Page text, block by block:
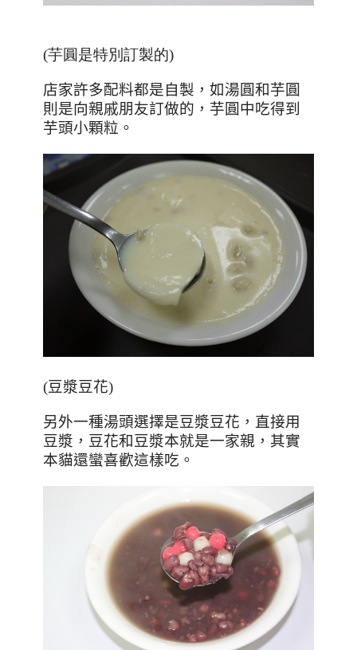
(芋圓是特別訂製的)
店家許多配料都是自製，如湯圓和芋圓
則是向親戚朋友訂做的，芋圓中吃得到
芋頭小顆粒。
(豆漿豆花)
另外一種湯頭選擇是豆漿豆花，直接用
豆漿，豆花和豆漿本就是一家親，其實
本貓還蠻喜歡這樣吃。